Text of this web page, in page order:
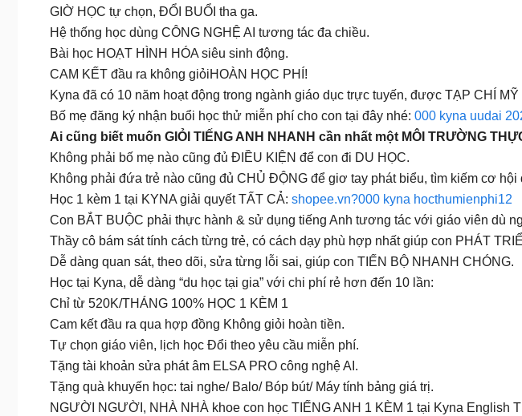
GIỜ HỌC tự chọn, ĐỔI BUỔI tha ga.
Hệ thống học dùng CÔNG NGHỆ AI tương tác đa chiều.
Bài học HOẠT HÌNH HÓA siêu sinh động.
CAM KẾT đầu ra không giỏiHOÀN HỌC PHÍ!
Kyna đã có 10 năm hoạt động trong ngành giáo dục trực tuyến, được TẠP CHÍ
Bố mẹ đăng ký nhận buổi học thử miễn phí cho con tại đây nhé: 000 kyna uudai
Ai cũng biết muốn GIỎI TIẾNG ANH NHANH cần nhất một MÔI TRƯỜNG
Không phải bố mẹ nào cũng đủ ĐIỀU KIỆN để con đi DU HỌC.
Không phải đứa trẻ nào cũng đủ CHỦ ĐỘNG để giơ tay phát biểu, tìm kiếm cơ
Học 1 kèm 1 tại KYNA giải quyết TẤT CẢ: shopee.vn?000 kyna hocthumienphi12
Con BẮT BUỘC phải thực hành & sử dụng tiếng Anh tương tác với giáo viên dù
Thầy cô bám sát tính cách từng trẻ, có cách dạy phù hợp nhất giúp con PHÁT
Dễ dàng quan sát, theo dõi, sửa từng lỗi sai, giúp con TIẾN BỘ NHANH CHÓNG.
Học tại Kyna, dễ dàng “du học tại gia” với chi phí rẻ hơn đến 10 lần:
Chỉ từ 520K/THÁNG 100% HỌC 1 KÈM 1
Cam kết đầu ra qua hợp đồng Không giỏi hoàn tiền.
Tự chọn giáo viên, lịch học Đổi theo yêu cầu miễn phí.
Tặng tài khoản sửa phát âm ELSA PRO công nghệ AI.
Tặng quà khuyến học: tai nghe/ Balo/ Bóp bút/ Máy tính bảng giá trị.
NGƯỜI NGƯỜI, NHÀ NHÀ khoe con học TIẾNG ANH 1 KÈM 1 tại Kyna English